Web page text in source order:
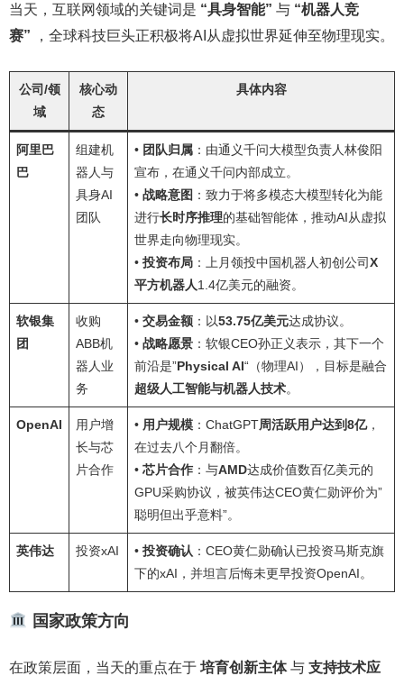
当天，互联网领域的关键词是 “具身智能” 与 “机器人竞
赛” ，全球科技巨头正积极将AI从虚拟世界延伸至物理现实。
公司/领
域
核心动
态
具体内容
阿里巴
巴
组建机
器人与
具身AI
团队
• 团队归属 ：由通义千问大模型负责人林俊阳
宣布，在通义千问内部成立。
• 战略意图 ：致力于将多模态大模型转化为能
进行长时序推理的基础智能体，推动AI从虚拟
世界走向物理现实。
• 投资布局 ：上月领投中国机器人初创公司X
平方机器人1.4亿美元的融资。
软银集
团
收购
ABB机
器人业
务
• 交易金额 ：以53.75亿美元达成协议。
• 战略愿景 ：软银CEO孙正义表示，其下一个
前沿是”Physical AI“（物理AI），目标是融合
超级人工智能与机器人技术。
OpenAI
用户增
长与芯
片合作
• 用户规模 ：ChatGPT周活跃用户达到8亿，
在过去八个月翻倍。
• 芯片合作 ：与AMD达成价值数百亿美元的
GPU采购协议，被英伟达CEO黄仁勋评价为”
聪明但出乎意料”。
英伟达 投资xAI • 投资确认 ：CEO黄仁勋确认已投资马斯克旗
下的xAI，并坦言后悔未更早投资OpenAI。
国家政策方向
在政策层面，当天的重点在于 培育创新主体与 支持技术应